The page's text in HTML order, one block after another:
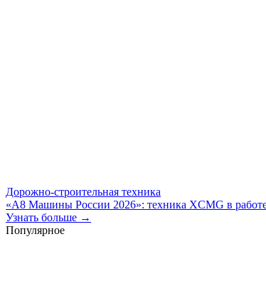
Дорожно-строительная техника
«А8 Машины России 2026»: техника XCMG в
Узнать больше →
Популярное